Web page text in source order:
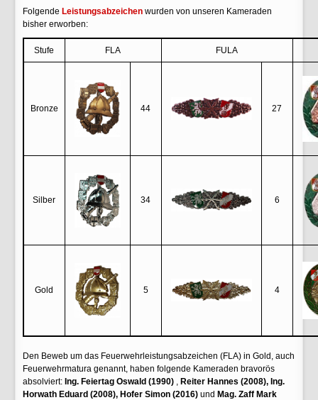
Folgende Leistungsabzeichenwurden von unseren Kameraden
bisher erworben:
Stufe FLA FULA
Bronze 44 27
Silber 34 6
Gold 5 4
Den Beweb um das Feuerwehrleistungsabzeichen (FLA) in Gold, auch
Feuerwehrmatura genannt, haben folgende Kameraden bravorös
absolviert: Ing. Feiertag Oswald (1990) , Reiter Hannes (2008), Ing.
Horwath Eduard (2008), Hofer Simon (2016)und Mag. Zaff Mark